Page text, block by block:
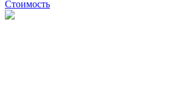
Стоимость